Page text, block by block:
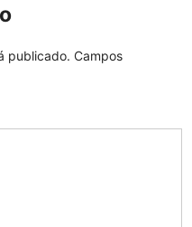
publicado. Campos